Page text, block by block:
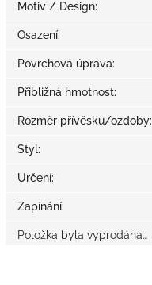
Motiv / Design:
Osazení:
Povrchová úprava:
Přibližná hmotnost:
Rozměr přívěsku/ozdoby:
Styl:
Určení:
Zapínání:
Položka byla vyprodána…